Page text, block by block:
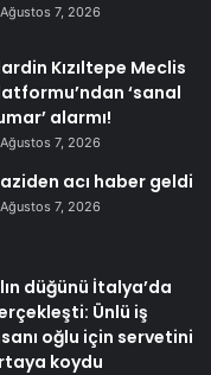
Ağustos 7, 2026
Kızıltepe Meclis
‘sanal
alarmı!
Ağustos 7, 2026
acı haber geldi
Ağustos 7, 2026
düğünü İtalya’da
Ünlü iş
oğlu için servetini
koydu